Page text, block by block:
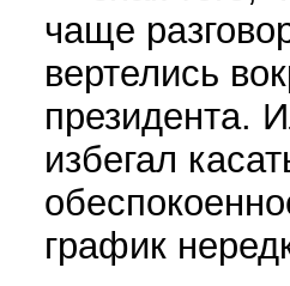
чаще
вертелись
президента.
избегал
график